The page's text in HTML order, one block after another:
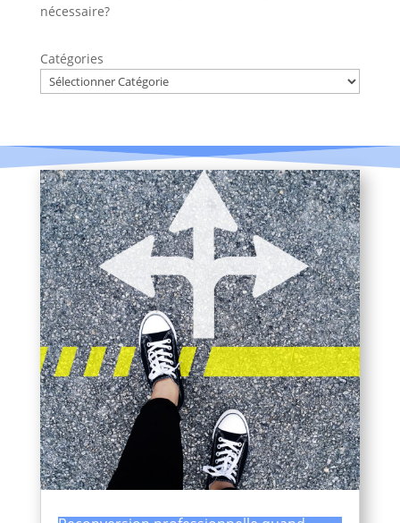
nécessaire?
Catégories